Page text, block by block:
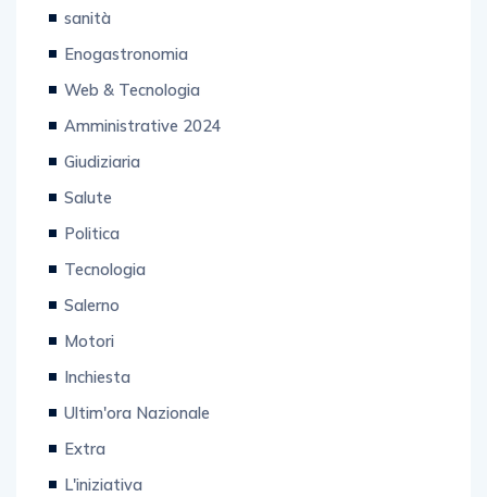
sanità
Enogastronomia
Web & Tecnologia
Amministrative 2024
Giudiziaria
Salute
Politica
Tecnologia
Salerno
Motori
Inchiesta
Ultim'ora Nazionale
Extra
L'iniziativa